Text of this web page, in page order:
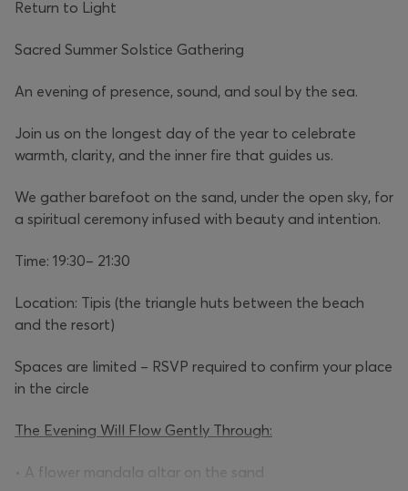
Return to Light
Sacred Summer Solstice Gathering
An evening of presence, sound, and soul by the sea.
Join us on the longest day of the year to celebrate
warmth, clarity, and the inner fire that guides us.
We gather barefoot on the sand, under the open sky, for
a spiritual ceremony infused with beauty and intention.
Time: 19:30– 21:30
Location: Tipis (the triangle huts between the beach
and the resort)
Spaces are limited – RSVP required to confirm your place
in the circle
The Evening Will Flow Gently Through:
• A flower mandala altar on the sand